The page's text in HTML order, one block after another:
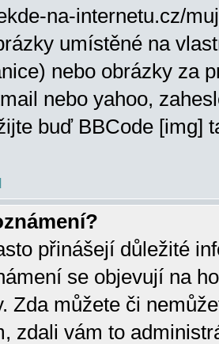
na-internetu.cz/
umístěné na
nebo obrázky za
nebo yahoo,
buď BBCode [img]
přinášejí důležité
se objevují na
Zda můžete či
zdali vám to